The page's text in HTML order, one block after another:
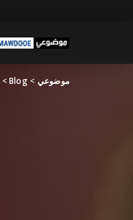
موضوعي >
Blog
>